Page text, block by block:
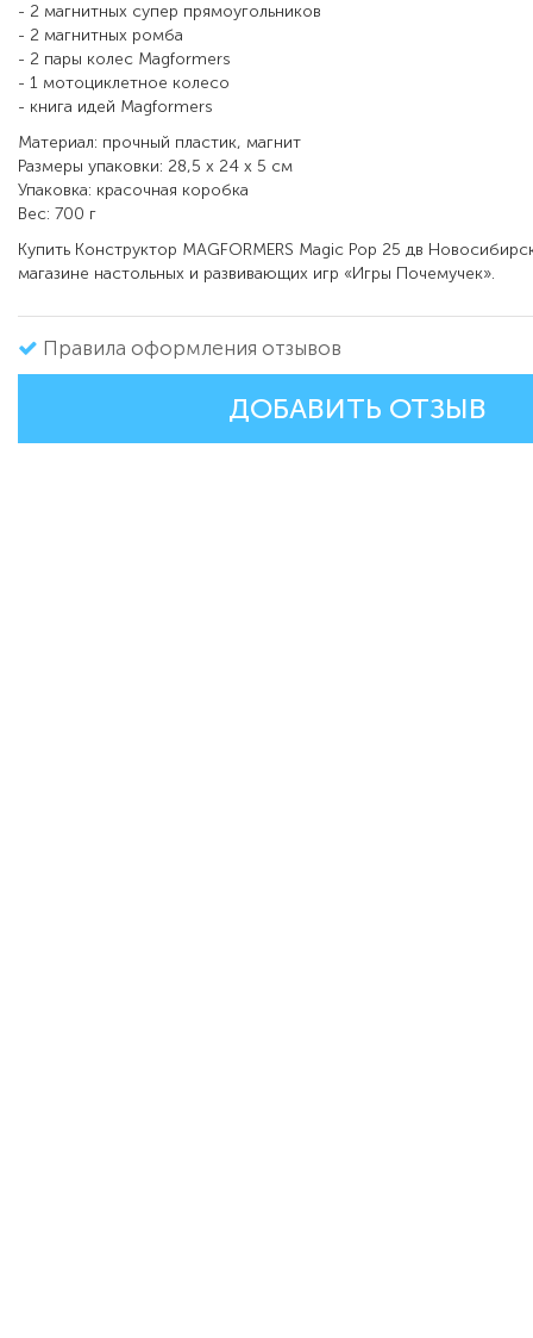
- 2 магнитных супер прямоугольников
- 2 магнитных ромба
- 2 пары колес Magformers
- 1 мотоциклетное колесо
- книга идей Magformers
Материал: прочный пластик, магнит
Размеры упаковки: 28,5 х 24 х 5 см
Упаковка: красочная коробка
Вес: 700 г
Купить Конструктор MAGFORMERS Magic Pop 25 дв
магазине настольных и развивающих игр «Игры Почемучек».
Правила оформления отзывов
ДОБАВИТЬ ОТЗЫВ